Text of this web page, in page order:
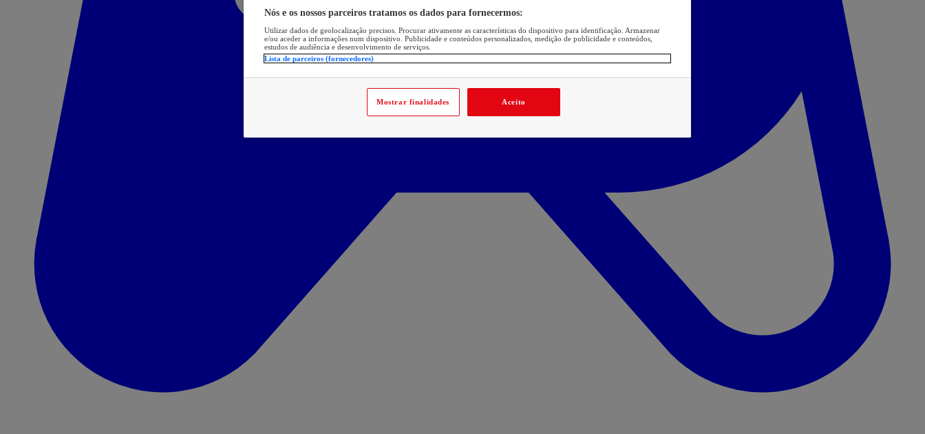
Nós e os nossos parceiros tratamos os dados para fornecermos:
Utilizar dados de geolocalização precisos. Procurar ativamente as características do dispositivo para identificação. Armazenar
e/ou aceder a informações num dispositivo. Publicidade e conteúdos personalizados, medição de publicidade e conteúdos,
estudos de audiência e desenvolvimento de serviços.
Lista de parceiros (fornecedores)
Mostrar finalidades Aceito